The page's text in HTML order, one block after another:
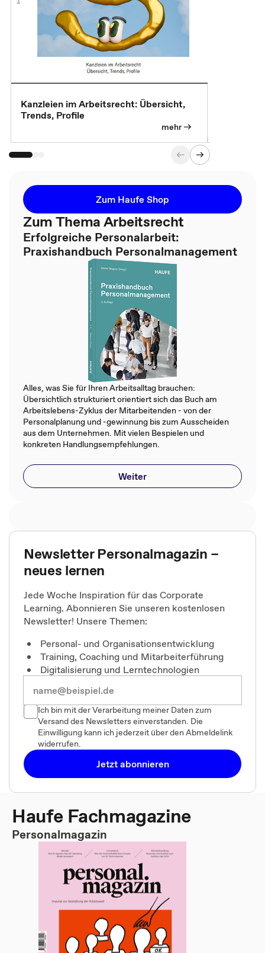
Kanzleien im Arbeitsrecht: Übersicht,
Trends, Profile
mehr
Zum Haufe Shop
Zum Thema Arbeitsrecht
Erfolgreiche Personalarbeit:
Praxishandbuch Personalmanagement
Alles, was Sie für Ihren Arbeitsalltag brauchen:
Übersichtlich strukturiert orientiert sich das Buch am
Arbeitslebens-Zyklus der Mitarbeitenden - von der
Personalplanung und -gewinnung bis zum Ausscheiden
aus dem Unternehmen. Mit vielen Bespielen und
konkreten Handlungsempfehlungen.
Weiter
Newsletter Personalmagazin –
neues lernen
Jede Woche Inspiration für das Corporate
Learning. Abonnieren Sie unseren kostenlosen
Newsletter! Unsere Themen:
Personal- und Organisationsentwicklung
Training, Coaching und Mitarbeiterführung
Digitalisierung und Lerntechnologien
Ich bin mit der Verarbeitung meiner Daten zum
Versand des Newsletters einverstanden. Die
Einwilligung kann ich jederzeit über den Abmeldelink
widerrufen.
Jetzt abonnieren
Haufe Fachmagazine
Personalmagazin